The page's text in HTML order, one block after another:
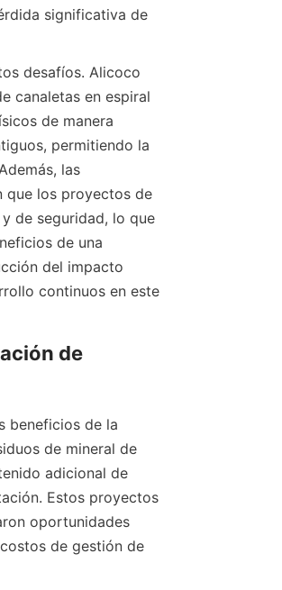
significativa de
desafíos. Alicoco
canaletas en espiral
de manera
permitiendo la
las
que los proyectos de
de seguridad, lo que
de una
del impacto
continuos en este
de
beneficios de la
de mineral de
adicional de
Estos proyectos
oportunidades
de gestión de